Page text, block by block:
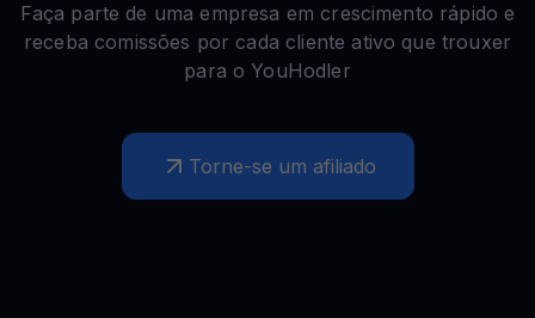
Faça parte de uma empresa em crescimento rápido e
receba comissões por cada cliente ativo que trouxer
para o YouHodler
Torne-se um afiliado